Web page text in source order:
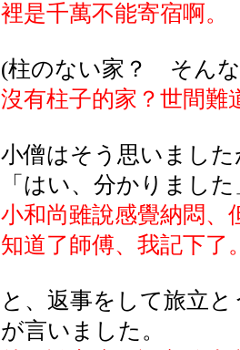
裡是千萬不能寄宿啊。
(柱のない家？ そん
沒有柱子的家？世間難
小僧はそう思いました
「はい、分かりました
小和尚雖說感覺納悶、
知道了師傅、我記下了
と、返事をして旅立
が言いました。